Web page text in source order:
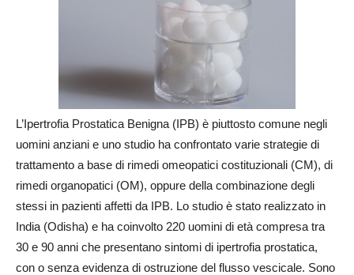
L’Ipertrofia Prostatica Benigna (IPB) è piuttosto comune negli
uomini anziani e uno studio ha confrontato varie strategie di
trattamento a base di rimedi omeopatici costituzionali (CM), di
rimedi organopatici (OM), oppure della combinazione degli
stessi in pazienti affetti da IPB. Lo studio è stato realizzato in
India (Odisha) e ha coinvolto 220 uomini di età compresa tra
30 e 90 anni che presentano sintomi di ipertrofia prostatica,
con o senza evidenza di ostruzione del flusso vescicale. Sono